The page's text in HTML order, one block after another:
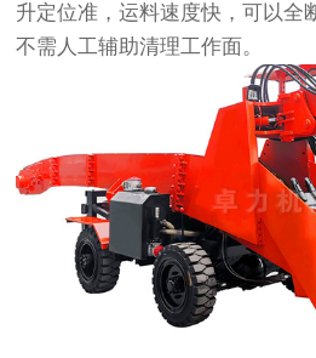
升定位准，运料速度快，可以全
不需人工辅助清理工作面。